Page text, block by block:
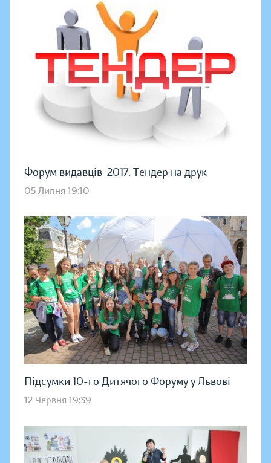
Форум видавців-2017. Тендер на друк
05 Липня 19:10
Підсумки 10-го Дитячого Форуму у Львові
12 Червня 19:39